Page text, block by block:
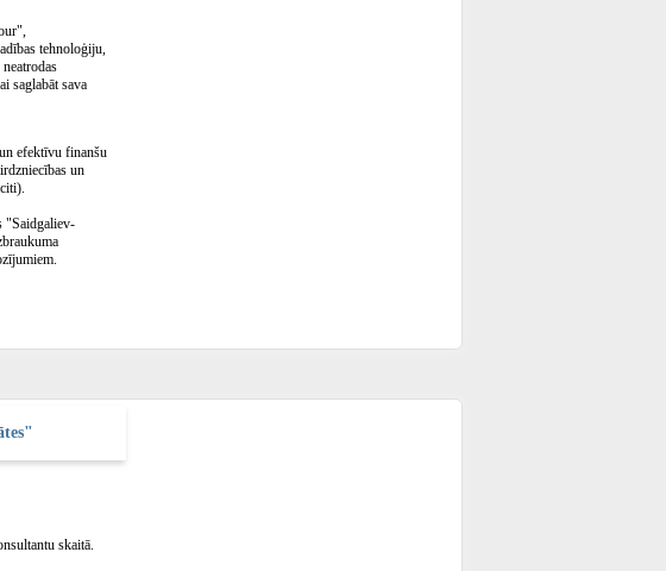
tehnoloģiju,
saglabāt sava
efektīvu finanšu
un
"Saidgaliev-
skaitā.